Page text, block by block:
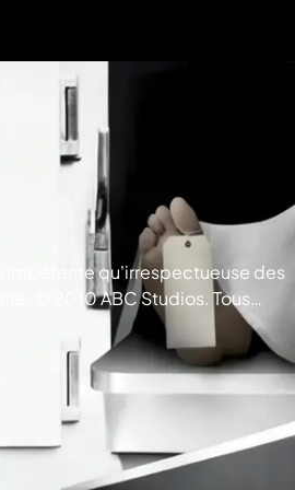
qu'irrespectueuse des
© 2010 ABC Studios. Tous